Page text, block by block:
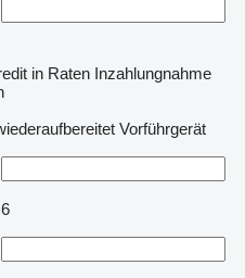
in Raten Inzahlungnahme
Vorführgerät